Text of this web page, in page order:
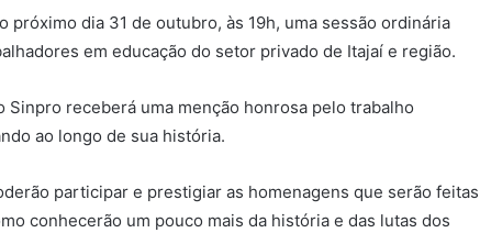
próximo dia 31 de outubro, às 19h, uma sessão ordinária
em educação do setor privado de Itajaí e região.
Sinpro receberá uma menção honrosa pelo trabalho
ao longo de sua história.
participar e prestigiar as homenagens que serão feitas
conhecerão um pouco mais da história e das lutas dos